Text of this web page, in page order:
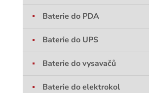
Baterie do PDA
Baterie do UPS
Baterie do vysavačů
Baterie do elektrokol